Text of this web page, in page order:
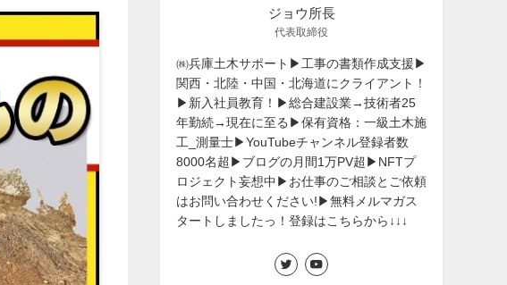
ジョウ所長
代表取締役
㈱兵庫土木サポート▶工事の書類作成支援▶
関西・北陸・中国・北海道にクライアント！
▶新入社員教育！▶総合建設業→技術者25
年勤続→現在に至る▶保有資格：一級土木施
工_測量士▶YouTubeチャンネル登録者数
8000名超▶ブログの月間1万PV超▶NFTプ
ロジェクト妄想中▶お仕事のご相談とご依頼
はお問い合わせください!▶無料メルマガス
タートしましたっ！登録はこちらから↓↓↓